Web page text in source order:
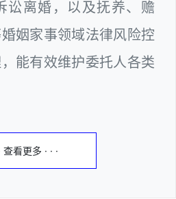
讼离婚，以及抚养、赡
姻家事领域法律风险控
能有效维护委托人各类
查看更多 · · ·